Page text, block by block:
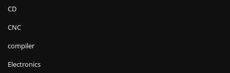
CD
CNC
compiler
Electronics